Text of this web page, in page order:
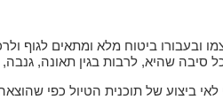
ביטוח מלא ומתאים לגוף
סיבה שהיא, לרבות בגין תאונה,
לאי ביצוע של תוכנית הטיול כפי